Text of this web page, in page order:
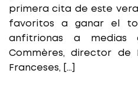
primera cita de este
favoritos a ganar el
anfitrionas a medias
Commères, director de
Franceses, […]